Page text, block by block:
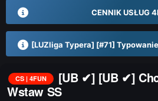
CENNIK USŁUG
[LUZliga Typera] [#71]
CS | 4FUN
[UB ✔] [UB ✔]
Wstaw SS